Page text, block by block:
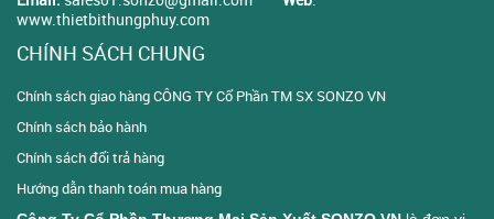
www.thietbithungphuy.com
CHÍNH SÁCH CHUNG
Chính sách giao hàng CÔNG TY Cổ Phần TM SX SONZO VN
Chính sách bảo hành
Chính sách đổi trả hàng
Hướng dẫn thanh toán mua hàng